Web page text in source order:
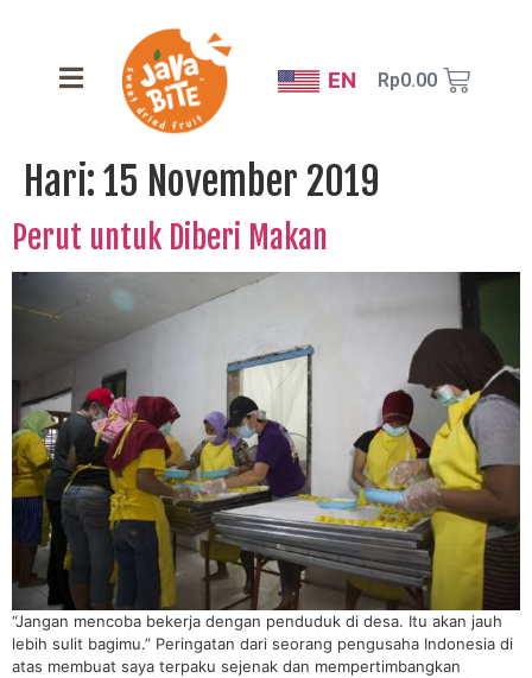
EN Rp0.00
Hari:15 November 2019
Perut untuk Diberi Makan
“Jangan mencoba bekerja dengan penduduk di desa. Itu akan jauh
lebih sulit bagimu.” Peringatan dari seorang pengusaha Indonesia di
atas membuat saya terpaku sejenak dan mempertimbangkan